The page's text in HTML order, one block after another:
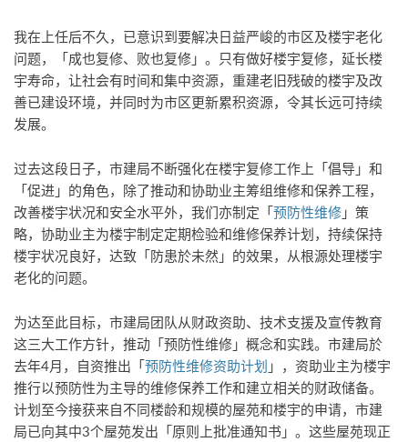
我在上任后不久，已意识到要解决日益严峻的市区及楼宇老化
问题，「成也复修、败也复修」。只有做好楼宇复修，延长楼
宇寿命，让社会有时间和集中资源，重建老旧残破的楼宇及改
善已建设环境，并同时为市区更新累积资源，令其长远可持续
发展。
过去这段日子，市建局不断强化在楼宇复修工作上「倡导」和
「促进」的角色，除了推动和协助业主筹组维修和保养工程，
改善楼宇状况和安全水平外，我们亦制定「预防性维修 」策
略，协助业主为楼宇制定定期检验和维修保养计划，持续保持
楼宇状况良好，达致「防患於未然」的效果，从根源处理楼宇
老化的问题。
为达至此目标，市建局团队从财政资助、技术支援及宣传教育
这三大工作方针，推动「预防性维修」概念和实践。市建局於
去年4月，自资推出「预防性维修资助计划 」，资助业主为楼宇
推行以预防性为主导的维修保养工作和建立相关的财政储备。
计划至今接获来自不同楼龄和规模的屋苑和楼宇的申请，市建
局已向其中3个屋苑发出「原则上批准通知书」。这些屋苑现正